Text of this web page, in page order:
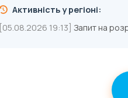
Активність у регіоні:
[05.08.2026 19:13] Запит на